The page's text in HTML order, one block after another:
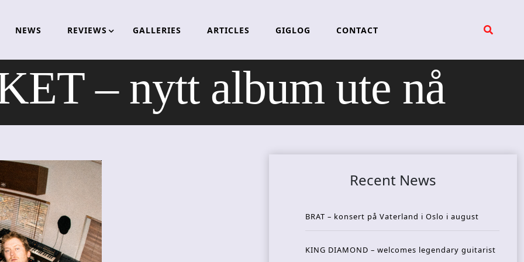
NEWS REVIEWS GALLERIES ARTICLES GIGLOG CONTACT
– nytt album ute nå
Recent News
BRAT – konsert på Vaterland i Oslo i august
KING DIAMOND – welcomes legendary guitarist